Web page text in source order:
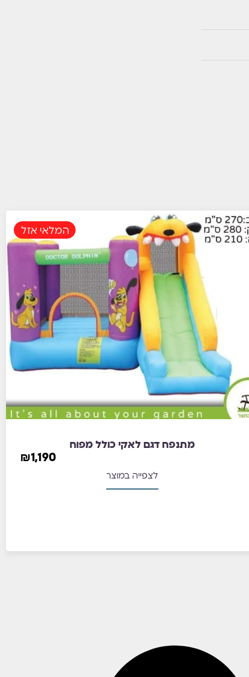
המלאי אזל
מתנפח דגם לאקי כולל מפוח
₪1,190
לצפייה במוצר